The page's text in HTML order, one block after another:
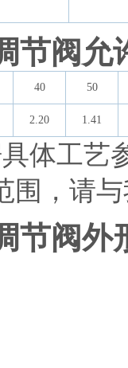
节阀允
40 50
2.20 1.41
体工艺
围，请
节阀外